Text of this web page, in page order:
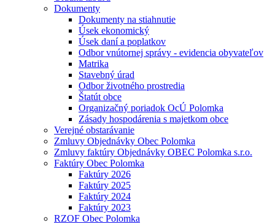
Dokumenty
Dokumenty na stiahnutie
Úsek ekonomický
Úsek daní a poplatkov
Odbor vnútornej správy - evidencia obyvateľov
Matrika
Stavebný úrad
Odbor životného prostredia
Štatút obce
Organizačný poriadok OcÚ Polomka
Zásady hospodárenia s majetkom obce
Verejné obstarávanie
Zmluvy Objednávky Obec Polomka
Zmluvy faktúry Objednávky OBEC Polomka s.r.o.
Faktúry Obec Polomka
Faktúry 2026
Faktúry 2025
Faktúry 2024
Faktúry 2023
RZOF Obec Polomka